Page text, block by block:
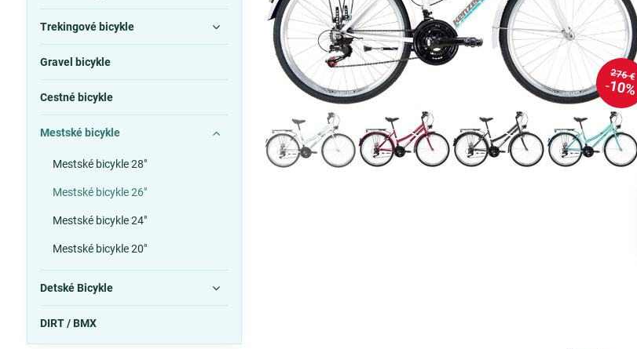
276 €
10%
Trekingové bicykle
Gravel bicykle
Cestné bicykle
Mestské bicykle
Mestské bicykle 28"
Mestské bicykle 26"
Mestské bicykle 24"
Mestské bicykle 20"
Detské Bicykle
DIRT / BMX